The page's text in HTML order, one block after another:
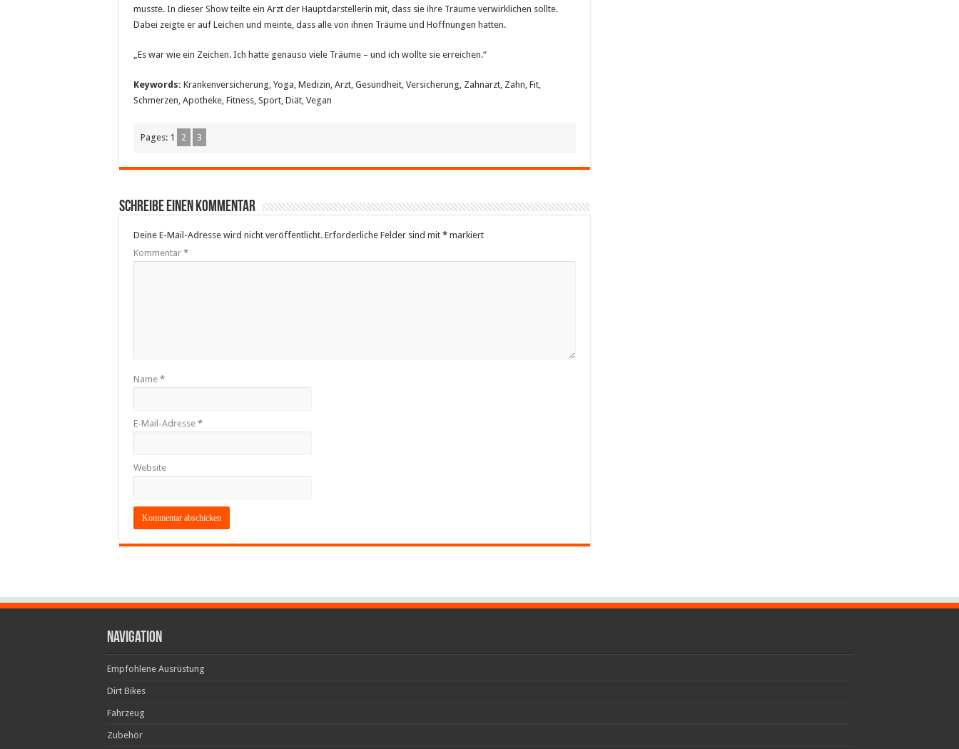
musste. In dieser Show teilte ein Arzt der Hauptdarstellerin mit, dass sie ihre Träume verwirklichen sollte.
Dabei zeigte er auf Leichen und meinte, dass alle von ihnen Träume und Hoffnungen hatten.
„Es war wie ein Zeichen. Ich hatte genauso viele Träume – und ich wollte sie erreichen.“
Keywords: Krankenversicherung, Yoga, Medizin, Arzt, Gesundheit, Versicherung, Zahnarzt, Zahn, Fit,
Schmerzen, Apotheke, Fitness, Sport, Diät, Vegan
Pages: 1 2 3
Schreibe einen Kommentar
Deine E-Mail-Adresse wird nicht veröffentlicht. Erforderliche Felder sind mit * markiert
Kommentar *
Name *
E-Mail-Adresse *
Website
Navigation
Empfohlene Ausrüstung
Dirt Bikes
Fahrzeug
Zubehör